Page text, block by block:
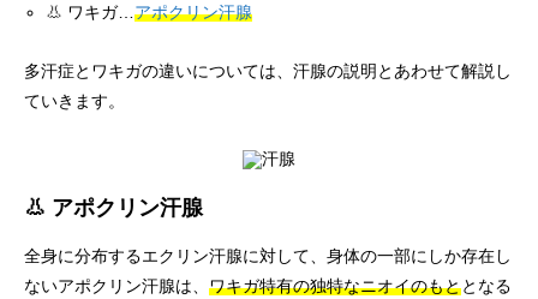
👃 ワキガ…アポクリン汗腺
多汗症とワキガの違いについては、汗腺の説明とあわせて解説し
ていきます。
👃 アポクリン汗腺
全身に分布するエクリン汗腺に対して、身体の一部にしか存在し
ないアポクリン汗腺は、 ワキガ特有の独特なニオイのもととなる